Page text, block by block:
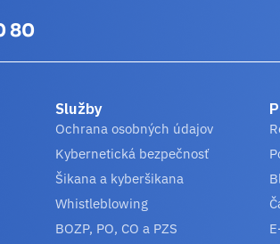
80
Služby
Ochrana osobných údajov
Kybernetická bezpečnosť
Šikana a kyberšikana
Whistleblowing
BOZP, PO, CO a PZS